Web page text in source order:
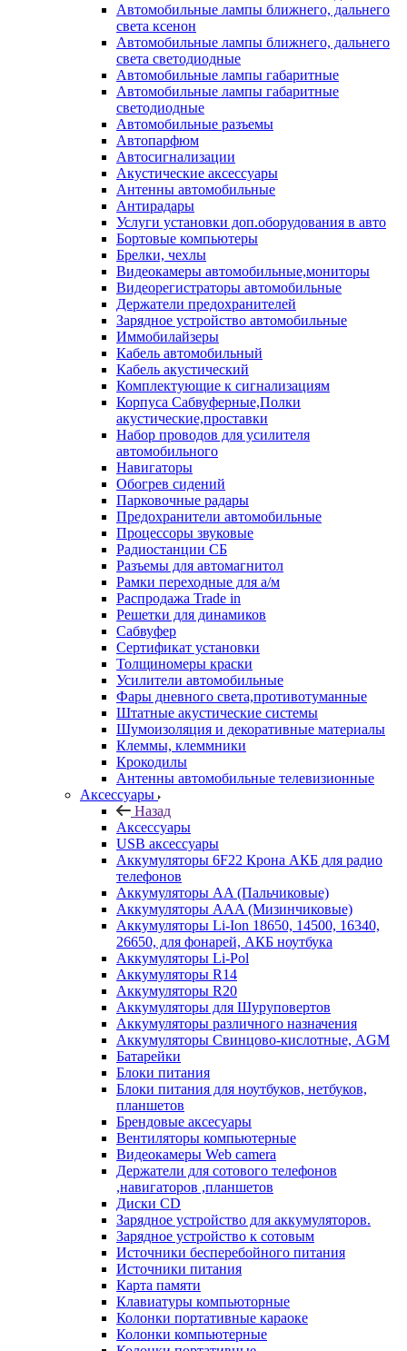
Автомобильные лампы ближнего, дальнего
света ксенон
Автомобильные лампы ближнего, дальнего
света светодиодные
Автомобильные лампы габаритные
Автомобильные лампы габаритные
светодиодные
Автомобильные разъемы
Автопарфюм
Автосигнализации
Акустические аксессуары
Антенны автомобильные
Антирадары
Услуги установки доп.оборудования в авто
Бортовые компьютеры
Брелки, чехлы
Видеокамеры автомобильные,мониторы
Видеорегистраторы автомобильные
Держатели предохранителей
Зарядное устройство автомобильные
Иммобилайзеры
Кабель автомобильный
Кабель акустический
Комплектующие к сигнализациям
Корпуса Сабвуферные,Полки
акустические,проставки
Набор проводов для усилителя
автомобильного
Навигаторы
Обогрев сидений
Парковочные радары
Предохранители автомобильные
Процессоры звуковые
Радиостанции СБ
Разъемы для автомагнитол
Рамки переходные для а/м
Распродажа Trade in
Решетки для динамиков
Сабвуфер
Сертификат установки
Толщиномеры краски
Усилители автомобильные
Фары дневного света,противотуманные
Штатные акустические системы
Шумоизоляция и декоративные материалы
Клеммы, клеммники
Крокодилы
Антенны автомобильные телевизионные
Аксессуары
Назад
Аксессуары
USB аксессуары
Аккумуляторы 6F22 Крона АКБ для радио
телефонов
Аккумуляторы AA (Пальчиковые)
Аккумуляторы AAA (Мизинчиковые)
Аккумуляторы Li-Ion 18650, 14500, 16340,
26650, для фонарей, АКБ ноутбука
Аккумуляторы Li-Pol
Аккумуляторы R14
Аккумуляторы R20
Аккумуляторы для Шуруповертов
Аккумуляторы различного назначения
Аккумуляторы Свинцово-кислотные, AGM
Батарейки
Блоки питания
Блоки питания для ноутбуков, нетбуков,
планшетов
Брендовые аксесуары
Вентиляторы компьютерные
Видеокамеры Web camera
Держатели для сотового телефонов
,навигаторов ,планшетов
Диски CD
Зарядное устройство для аккумуляторов.
Зарядное устройство к сотовым
Источники бесперебойного питания
Источники питания
Карта памяти
Клавиатуры компьюторные
Колонки портативные караоке
Колонки компьютерные